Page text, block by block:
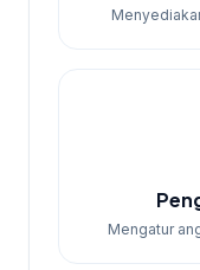
Mengatur